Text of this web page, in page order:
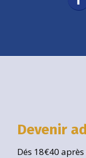
Devenir
Dés 18€40